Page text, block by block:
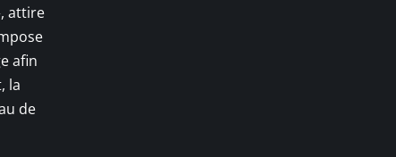
attire
afin
la
de